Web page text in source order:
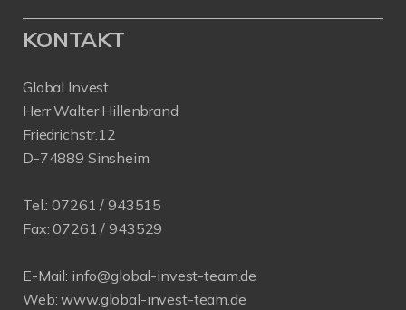
KONTAKT
Global Invest
Herr Walter Hillenbrand
Friedrichstr.12
D-74889 Sinsheim
Tel.:07261 / 943515
Fax: 07261 / 943529
E-Mail: info@global-invest-team.de
Web:www.global-invest-team.de